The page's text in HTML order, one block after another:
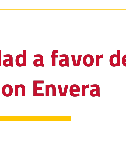
a favor
Envera